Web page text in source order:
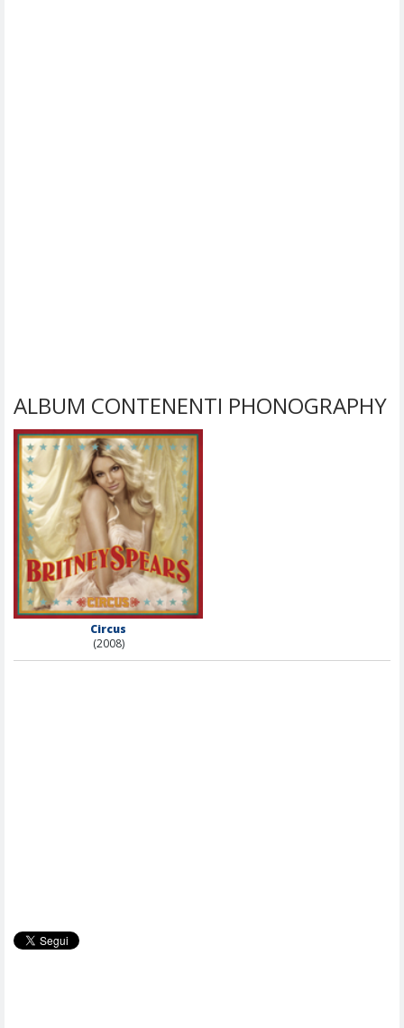
ALBUM CONTENENTI PHONOGRAPHY
Circus
(2008)